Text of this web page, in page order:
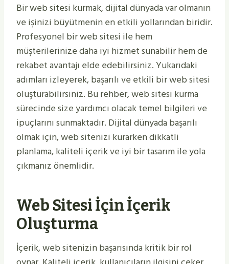
Bir web sitesi kurmak, dijital dünyada var olmanın
ve işinizi büyütmenin en etkili yollarından biridir.
Profesyonel bir web sitesi ile hem
müşterilerinize daha iyi hizmet sunabilir hem de
rekabet avantajı elde edebilirsiniz. Yukarıdaki
adımları izleyerek, başarılı ve etkili bir web sitesi
oluşturabilirsiniz. Bu rehber, web sitesi kurma
sürecinde size yardımcı olacak temel bilgileri ve
ipuçlarını sunmaktadır. Dijital dünyada başarılı
olmak için, web sitenizi kurarken dikkatli
planlama, kaliteli içerik ve iyi bir tasarım ile yola
çıkmanız önemlidir.
Web Sitesi İçin İçerik
Oluşturma
İçerik, web sitenizin başarısında kritik bir rol